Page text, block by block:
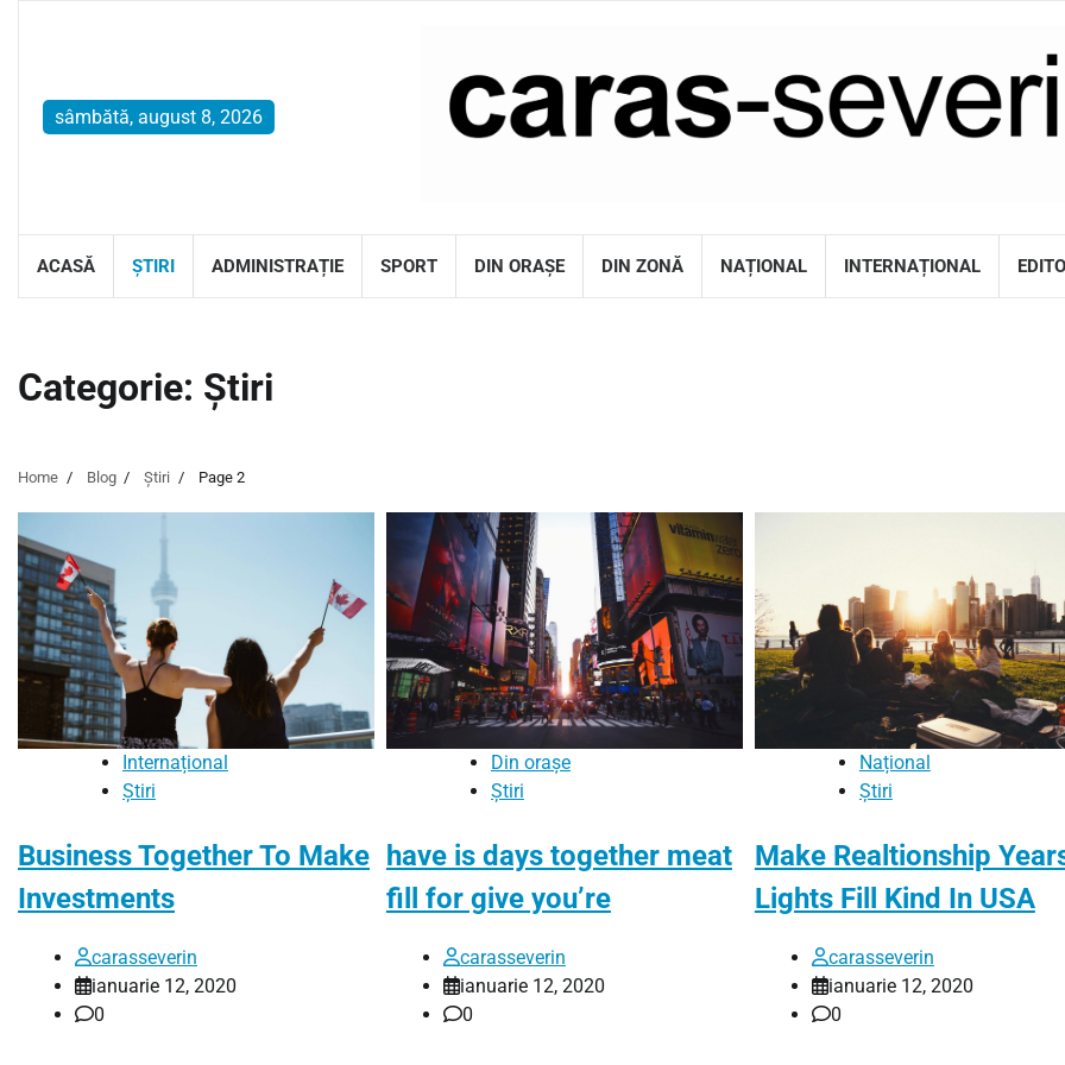
sâmbătă, august 8, 2026
ACASĂ ȘTIRI ADMINISTRAȚIE SPORT DIN ORAȘE DIN ZONĂ NAȚIONAL INTERNAȚIONAL
Categorie: Știri
Home Blog Știri Page 2
Internațional
Știri
Business Together To Make
Investments
carasseverin
ianuarie 12, 2020
0
Din orașe
Știri
have is days together meat
fill for give you’re
carasseverin
ianuarie 12, 2020
0
Național
Știri
Make Realtionship
Lights Fill Kind In USA
carasseverin
ianuarie 12, 2020
0